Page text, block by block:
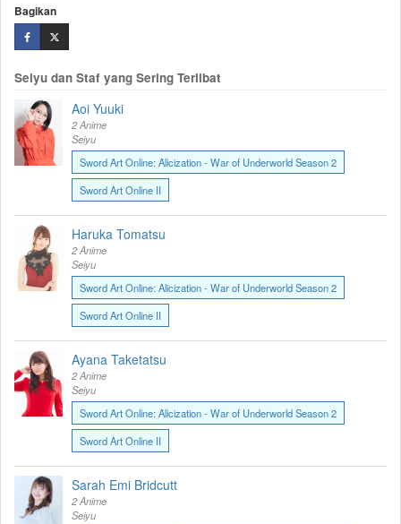
Bagikan
Seiyu dan Staf yang Sering Terlibat
Aoi Yuuki
2 Anime
Seiyu
Sword Art Online: Alicization - War of Underworld Season 2
Sword Art Online II
Haruka Tomatsu
2 Anime
Seiyu
Sword Art Online: Alicization - War of Underworld Season 2
Sword Art Online II
Ayana Taketatsu
2 Anime
Seiyu
Sword Art Online: Alicization - War of Underworld Season 2
Sword Art Online II
Sarah Emi Bridcutt
2 Anime
Seiyu